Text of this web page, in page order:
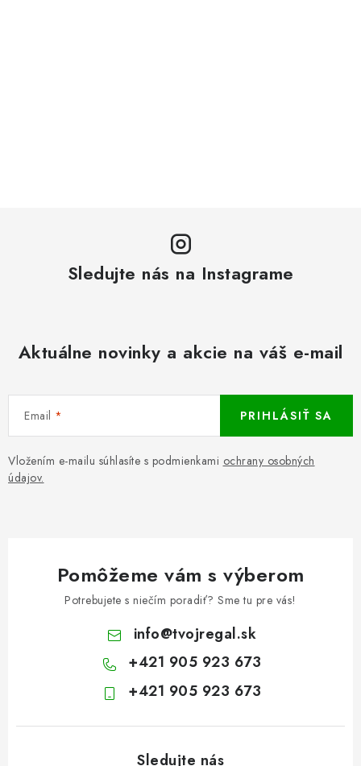
Sledujte nás na Instagrame
Aktuálne novinky a akcie na váš e-mail
Email
Vložením e-mailu súhlasíte s podmienkami ochrany osobných
údajov.
PRIHLÁSIŤ SA
Pomôžeme vám s výberom
Potrebujete s niečím poradiť? Sme tu pre vás!
info@tvojregal.sk
+421 905 923 673
+421 905 923 673